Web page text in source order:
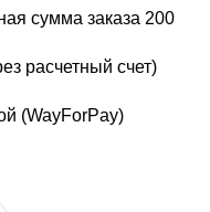
сумма заказа 200
расчетный счет)
(WayForPay)